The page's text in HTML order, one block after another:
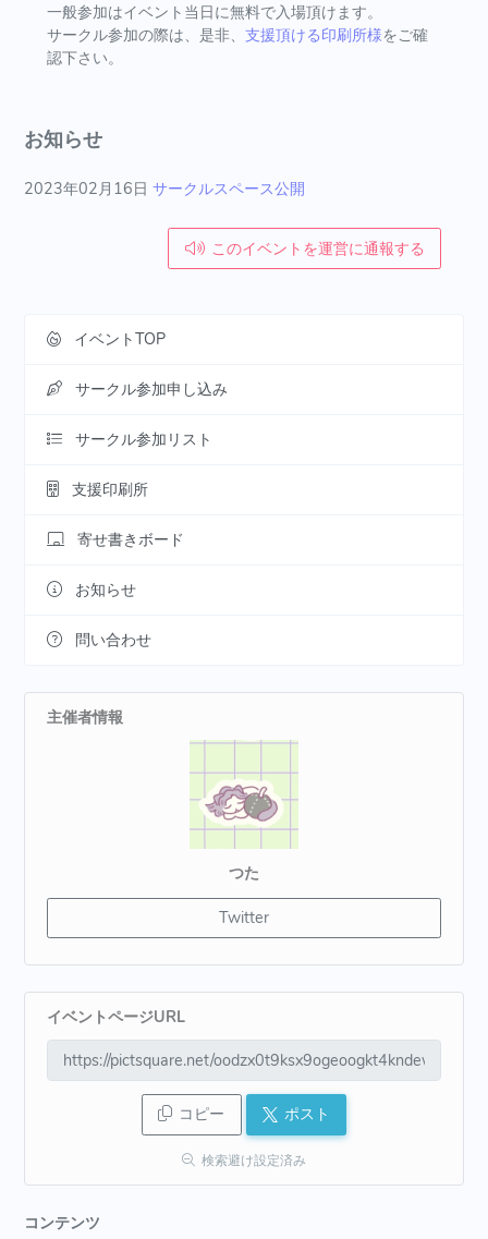
一般参加はイベント当日に無料で入場頂けます。
サークル参加の際は、是非、 支援頂ける印刷所様をご確
認下さい。
お知らせ
2023年02月16日 サークルスペース公開
このイベントを運営に通報する
イベントTOP
サークル参加申し込み
サークル参加リスト
支援印刷所
寄せ書きボード
お知らせ
問い合わせ
主催者情報
つた
Twitter
イベントページURL
コピー ポスト
検索避け設定済み
コンテンツ